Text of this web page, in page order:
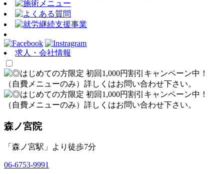
求人・会社情報
森ノ宮院
「森ノ宮駅」より徒歩7分
06-6753-9991